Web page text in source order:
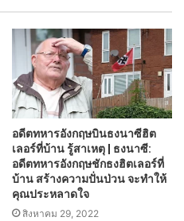
อดีตทหารอังกฤษบินธงนาซีฮิต
เลอร์ที่บ้าน รู้สาเหตุ | ธงนาซี:
อดีตทหารอังกฤษชักธงฮิตเลอร์ที่
บ้าน สร้างความปั่นป่วน จะทำให้
คุณประหลาดใจ
สิงหาคม 29, 2022